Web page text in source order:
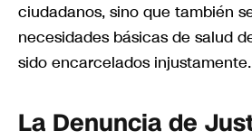
ciudadanos, sino que también
necesidades básicas de salud
sido encarcelados injustamente.
La Denuncia de